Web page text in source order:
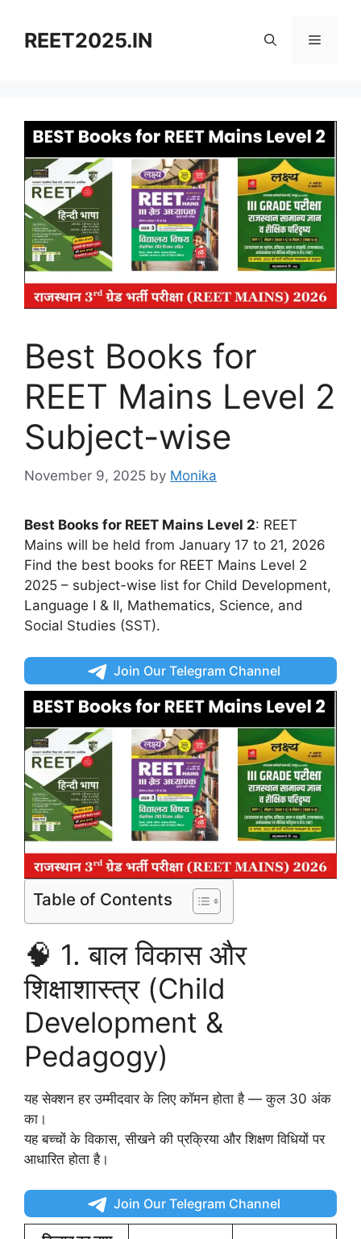
contentREET2025.IN Menu
Best Books for
REET Mains Level 2
Subject-wise
November 9, 2025 by Monika
Best Books for REET Mains Level 2: REET
Mains will be held from January 17 to 21, 2026
Find the best books for REET Mains Level 2
2025 – subject-wise list for Child Development,
Language I & II, Mathematics, Science, and
Social Studies (SST).
Join Our Telegram Channel
Table of Contents
🧠 1. बाल विकास और
शिक्षाशास्त्र (Child
Development &
Pedagogy)
यह सेक्शन हर उम्मीदवार के लिए कॉमन होता है — कुल 30 अंक
का।
यह बच्चों के विकास, सीखने की प्रक्रिया और शिक्षण विधियों पर
आधारित होता है।
Join Our Telegram Channel